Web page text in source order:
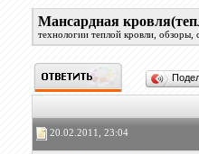
Мансардная
технологии теплой кровли, обзоры,
20.02.2011, 23:04